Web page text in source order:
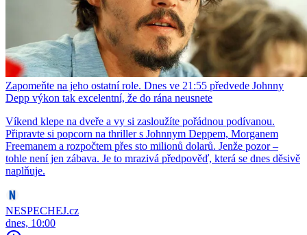
Zapomeňte na jeho ostatní role. Dnes ve 21:55 předvede Johnny
Depp výkon tak excelentní, že do rána neusnete
Víkend klepe na dveře a vy si zasloužíte pořádnou podívanou.
Připravte si popcorn na thriller s Johnnym Deppem, Morganem
Freemanem a rozpočtem přes sto milionů dolarů. Jenže pozor –
tohle není jen zábava. Je to mrazivá předpověď, která se dnes děsivě
naplňuje.
NESPECHEJ.cz
dnes, 10:00